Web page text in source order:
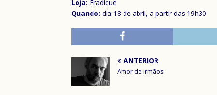
Loja: Fradique
Quando: dia 18 de abril, a partir das 19h30
ANTERIOR
Amor de irmãos